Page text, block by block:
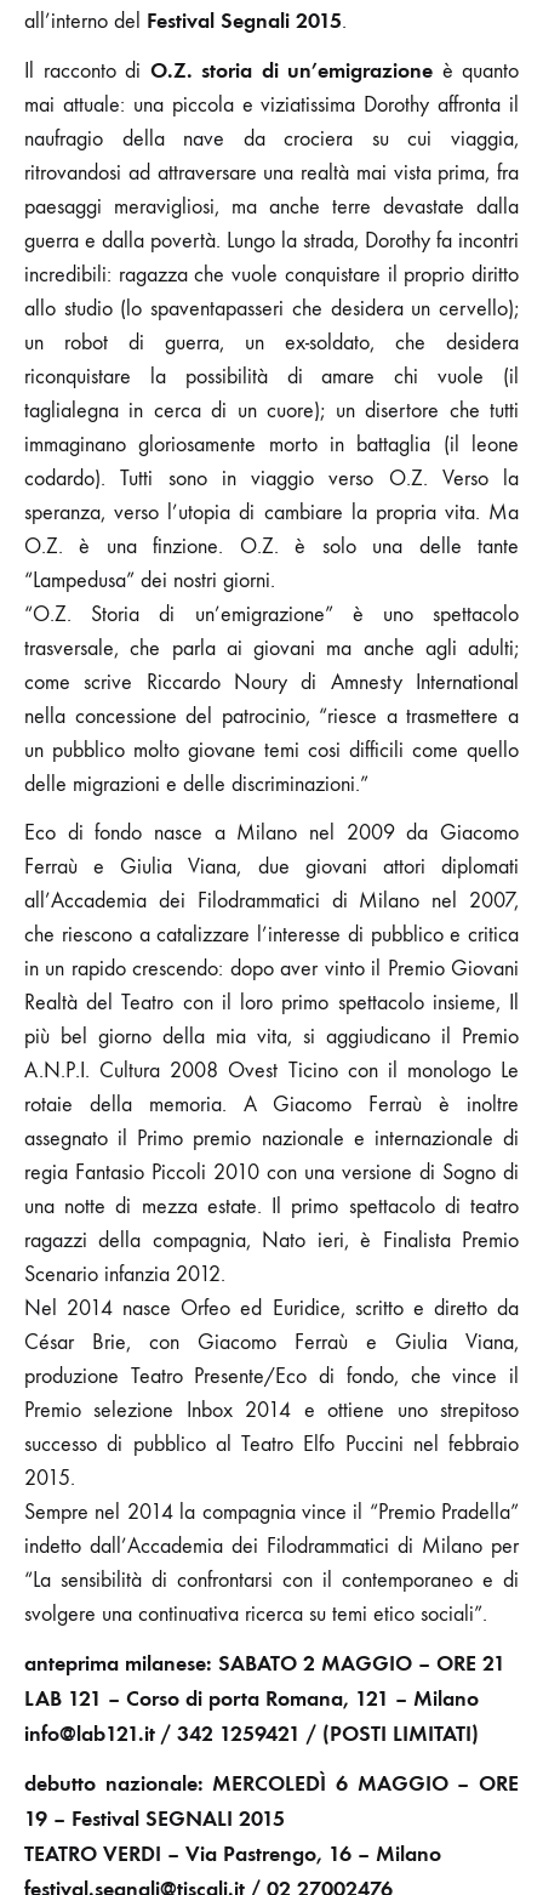
all’interno del Festival Segnali 2015.
Il racconto di O.Z. storia di un’emigrazione è quanto
mai attuale: una piccola e viziatissima Dorothy affronta il
naufragio della nave da crociera su cui viaggia,
ritrovandosi ad attraversare una realtà mai vista prima, fra
paesaggi meravigliosi, ma anche terre devastate dalla
guerra e dalla povertà. Lungo la strada, Dorothy fa incontri
incredibili: ragazza che vuole conquistare il proprio diritto
allo studio (lo spaventapasseri che desidera un cervello);
un robot di guerra, un ex-soldato, che desidera
riconquistare la possibilità di amare chi vuole (il
taglialegna in cerca di un cuore); un disertore che tutti
immaginano gloriosamente morto in battaglia (il leone
codardo). Tutti sono in viaggio verso O.Z. Verso la
speranza, verso l’utopia di cambiare la propria vita. Ma
O.Z. è una finzione. O.Z. è solo una delle tante
“Lampedusa” dei nostri giorni.
“O.Z. Storia di un’emigrazione” è uno spettacolo
trasversale, che parla ai giovani ma anche agli adulti;
come scrive Riccardo Noury di Amnesty International
nella concessione del patrocinio, “riesce a trasmettere a
un pubblico molto giovane temi cosi difficili come quello
delle migrazioni e delle discriminazioni.”
Eco di fondo nasce a Milano nel 2009 da Giacomo
Ferraù e Giulia Viana, due giovani attori diplomati
all’Accademia dei Filodrammatici di Milano nel 2007,
che riescono a catalizzare l’interesse di pubblico e critica
in un rapido crescendo: dopo aver vinto il Premio Giovani
Realtà del Teatro con il loro primo spettacolo insieme, Il
più bel giorno della mia vita, si aggiudicano il Premio
A.N.P.I. Cultura 2008 Ovest Ticino con il monologo Le
rotaie della memoria. A Giacomo Ferraù è inoltre
assegnato il Primo premio nazionale e internazionale di
regia Fantasio Piccoli 2010 con una versione di Sogno di
una notte di mezza estate. Il primo spettacolo di teatro
ragazzi della compagnia, Nato ieri, è Finalista Premio
Scenario infanzia 2012.
Nel 2014 nasce Orfeo ed Euridice, scritto e diretto da
César Brie, con Giacomo Ferraù e Giulia Viana,
produzione Teatro Presente/Eco di fondo, che vince il
Premio selezione Inbox 2014 e ottiene uno strepitoso
successo di pubblico al Teatro Elfo Puccini nel febbraio
2015.
Sempre nel 2014 la compagnia vince il “Premio Pradella”
indetto dall’Accademia dei Filodrammatici di Milano per
“La sensibilità di confrontarsi con il contemporaneo e di
svolgere una continuativa ricerca su temi etico sociali”.
anteprima milanese: SABATO 2 MAGGIO – ORE 21
LAB 121 – Corso di porta Romana, 121 – Milano
info@lab121.it / 342 1259421 / (POSTI LIMITATI)
debutto nazionale: MERCOLEDÌ 6 MAGGIO – ORE
19 – Festival SEGNALI 2015
TEATRO VERDI – Via Pastrengo, 16 – Milano
festival.segnali@tiscali.it / 02 27002476